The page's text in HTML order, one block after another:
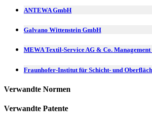
ANTEWA GmbH
Galvano Wittenstein GmbH
MEWA Textil-Service AG & Co.
Fraunhofer-Institut für Schicht- und
Verwandte Normen
Verwandte Patente